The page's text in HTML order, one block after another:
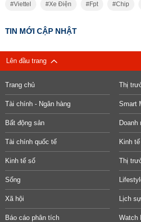
Viettel Xe Điện Fpt Chip
TIN MỚI CẬP NHẬT
Lên đầu trang
Trang chủ Thị
Tài chính - Ngân hàng Smart
Bất động sản Doanh
Tài chính quốc tế Kinh
Kinh tế số Thị
Sống
Xã hội Lịch
Báo cáo phân tích Watch